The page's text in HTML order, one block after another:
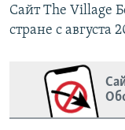
Сайт The Village
стране с августа